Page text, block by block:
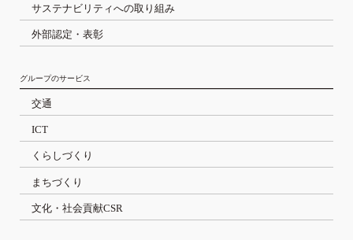
サステナビリティへの取り組み
外部認定・表彰
グループのサービス
交通
ICT
くらしづくり
まちづくり
文化・社会貢献CSR